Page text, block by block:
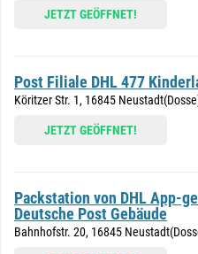
JETZT GEÖFFNET!
Post Filiale DHL 477
Köritzer Str. 1, 16845
JETZT GEÖFFNET!
Packstation von DHL App-
Deutsche Post Gebäude
Bahnhofstr. 20, 16845